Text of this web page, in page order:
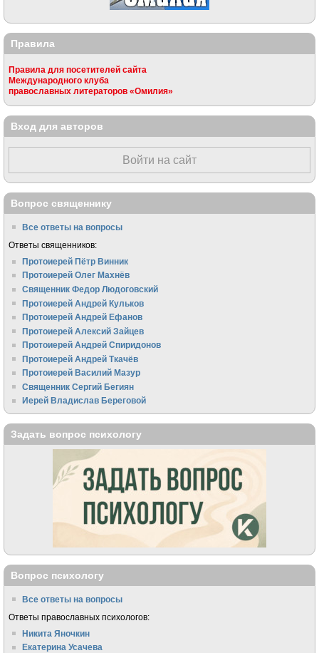
Правила
Правила для посетителей сайта
Международного клуба
православных литераторов «Омилия»
Вход для авторов
Войти на сайт
Вопрос священнику
Все ответы на вопросы
Ответы священников:
Протоиерей Пётр Винник
Протоиерей Олег Махнёв
Священник Федор Людоговский
Протоиерей Андрей Кульков
Протоиерей Андрей Ефанов
Протоиерей Алексий Зайцев
Протоиерей Андрей Спиридонов
Протоиерей Андрей Ткачёв
Протоиерей Василий Мазур
Священник Сергий Бегиян
Иерей Владислав Береговой
Задать вопрос психологу
Вопрос психологу
Все ответы на вопросы
Ответы православных психологов:
Никита Яночкин
Екатерина Усачева